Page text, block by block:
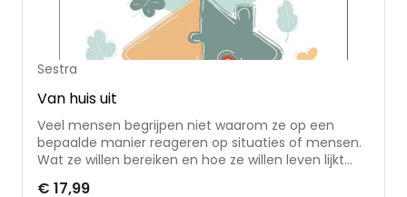
Sestra
Van huis uit
Veel mensen begrijpen niet waarom ze op een
bepaalde manier reageren op situaties of mensen.
Wat ze willen bereiken en hoe ze willen leven lijkt
€ 17,99